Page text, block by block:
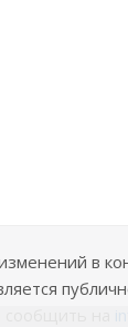
в
на